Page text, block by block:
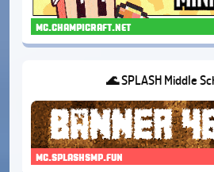
mc.champicraft.net
🌊 SPLASH Middle
mc.splashsmp.fun